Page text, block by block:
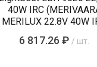
40W IRC
MERILUX 22.8V 40W
6 817.26 ₽ / шт.